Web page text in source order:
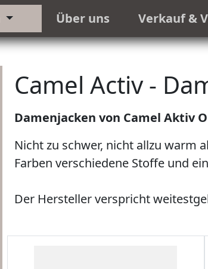
Über uns Verkauf &
Camel Activ -
Damenjacken von Camel Aktiv
Nicht zu schwer, nicht allzu warm
Farben verschiedene Stoffe und
Der Hersteller verspricht